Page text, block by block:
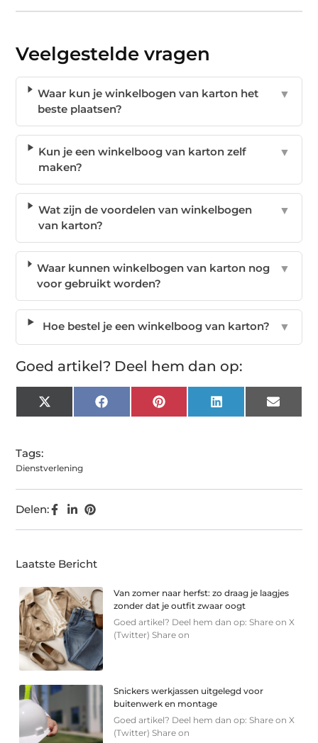
Veelgestelde vragen
Waar kun je winkelbogen van karton het
beste plaatsen?
▼
Kun je een winkelboog van karton zelf
maken?
▼
Wat zijn de voordelen van winkelbogen
van karton?
▼
Waar kunnen winkelbogen van karton nog
voor gebruikt worden?
▼
Hoe bestel je een winkelboog van karton? ▼
Goed artikel? Deel hem dan op:
X
(Twitter)
FacebookPinterest LinkedIn Email
Tags:
Dienstverlening
Delen:
Laatste Bericht
Van zomer naar herfst: zo draag je laagjes
zonder dat je outfit zwaar oogt
Goed artikel? Deel hem dan op: Share on X
(Twitter) Share on
Snickers werkjassen uitgelegd voor
buitenwerk en montage
Goed artikel? Deel hem dan op: Share on X
(Twitter) Share on